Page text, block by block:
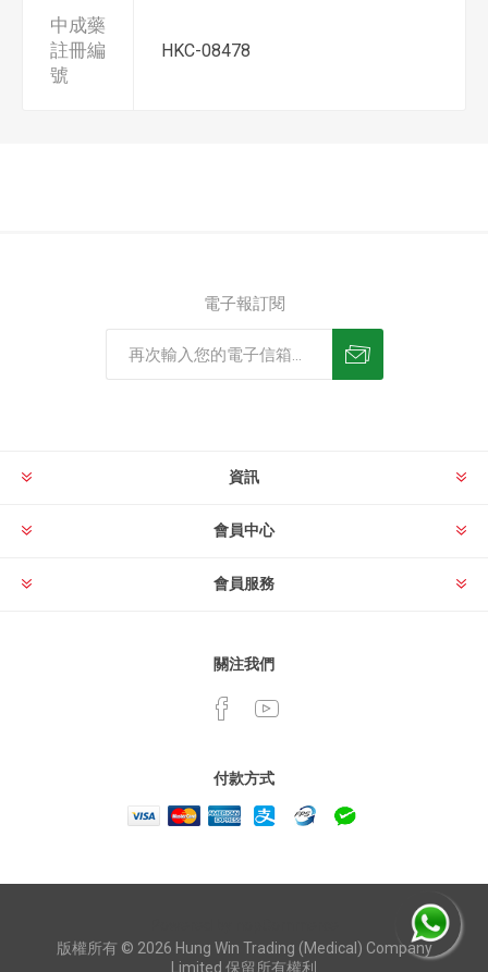
中成藥
註冊編
號
HKC-08478
電子報訂閱
資訊
會員中心
會員服務
關注我們
付款方式
版權所有 © 2026 Hung Win Trading (Medical) Company
Limited 保留所有權利